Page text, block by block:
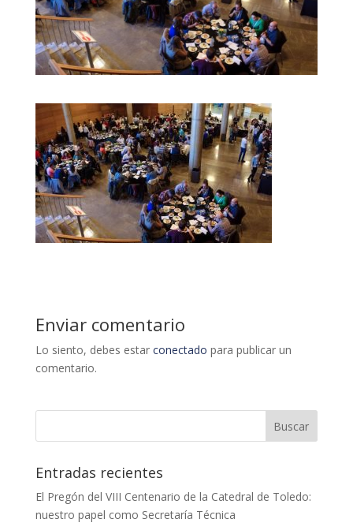
Enviar comentario
Lo siento, debes estar conectado para publicar un
comentario.
Entradas recientes
El Pregón del VIII Centenario de la Catedral de Toledo:
nuestro papel como Secretaría Técnica